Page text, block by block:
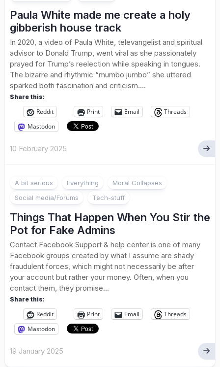
Paula White made me create a holy
gibberish house track
In 2020, a video of Paula White, televangelist and spiritual
advisor to Donald Trump, went viral as she passionately
prayed for Trump’s reelection while speaking in tongues.
The bizarre and rhythmic “mumbo jumbo” she uttered
sparked both fascination and criticism....
Share this:
Reddit Print Email
Threads
Mastodon
10 February 2025
A bit serious Everything
Moral Collapses
Social media/Forums
Tech-stuff
Things That Happen When You Stir the
Pot for Fake Admins
Contact Facebook Support & help center is one of many
Facebook groups created by what I assume are shady
fraudulent forces, which might not necessarily be after
your account but rather your money. Often, when you
contact them, they promise...
Share this:
Reddit Print Email
Threads
Mastodon
19 January 2025